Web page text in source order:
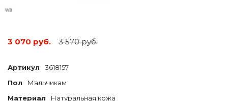
3 070 руб. 3 570 руб.
Артикул
3618157
Пол
Мальчикам
Материал
Натуральная кожа